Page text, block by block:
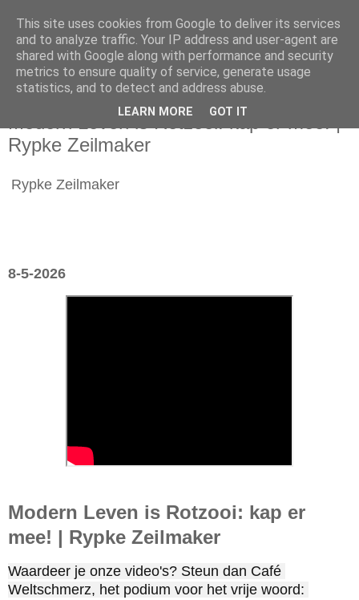
zaterdag 9 mei 2026
Modern Leven is Rotzooi: kap er mee! |
Rypke Zeilmaker
Rypke Zeilmaker
8-5-2026
Modern Leven is Rotzooi: kap er
mee! | Rypke Zeilmaker
Waardeer je onze video's? Steun dan Café
This site uses cookies from Google to deliver its services
and to analyze traffic. Your IP address and user-agent are
shared with Google along with performance and security
metrics to ensure quality of service, generate usage
statistics, and to detect and address abuse.
LEARN MORE GOT IT